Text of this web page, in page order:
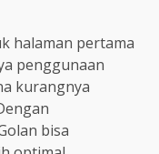
halaman pertama
penggunaan
kurangnya
bisa